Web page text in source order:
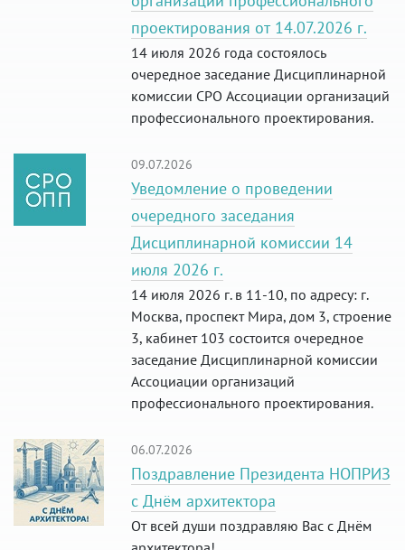
проектирования от 14.07.2026 г.
14 июля 2026 года состоялось
очередное заседание Дисциплинарной
комиссии СРО Ассоциации организаций
профессионального проектирования.
09.07.2026
Уведомление о проведении
очередного заседания
Дисциплинарной комиссии 14
июля 2026 г.
14 июля 2026 г. в 11-10, по адресу: г.
Москва, проспект Мира, дом 3, строение
3, кабинет 103 состоится очередное
заседание Дисциплинарной комиссии
Ассоциации организаций
профессионального проектирования.
06.07.2026
Поздравление Президента НОПРИЗ
с Днём архитектора
От всей души поздравляю Вас с Днём